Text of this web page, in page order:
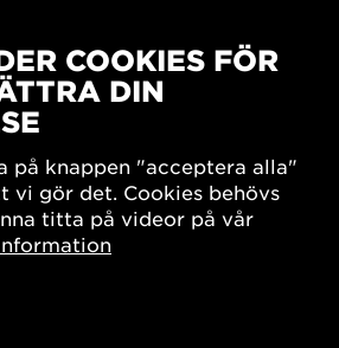
COOKIES FÖR
DIN
på knappen "acceptera alla"
vi gör det. Cookies behövs
titta på videor på vår